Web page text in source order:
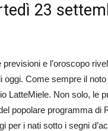
23
e l’oroscopo
oggi. Come sempre il
LatteMiele. Non solo, le
popolare programma di
per i nati sotto i segni